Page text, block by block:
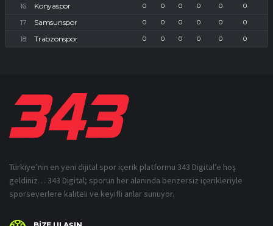
Konyaspor 0 0 0 0 0 0
Samsunspor 0 0 0 0 0 0
Trabzonspor 0 0 0 0 0 0
Türkiye’nin en yeni dijital spor içerik platformu 343 Digital’e hoş
geldiniz… 343 Digital; sporun her alanında benzersiz içerikleriyle
sporseverlere kaliteli ve keyifli anlar sunuyor.